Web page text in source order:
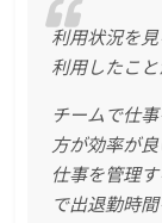
利用状況を
利用したこと
チームで仕
方が効率が
仕事を管理
で出退勤時